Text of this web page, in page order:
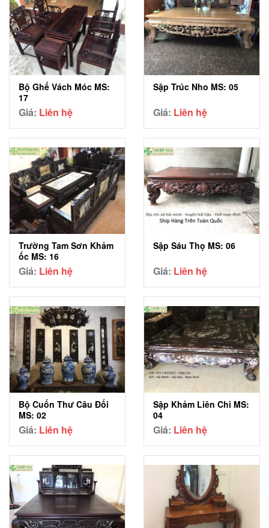
Bộ Ghế Vách Móc MS:
17
Giá: Liên hệ
Sập Trúc Nho MS: 05
Giá: Liên hệ
Trường Tam Sơn Khảm
ốc MS: 16
Giá: Liên hệ
Sập Sáu Thọ MS: 06
Giá: Liên hệ
Bộ Cuốn Thư Câu Đối
MS: 02
Giá: Liên hệ
Sập Khảm Liên Chi MS:
04
Giá: Liên hệ